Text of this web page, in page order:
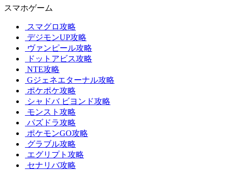
スマホゲーム
スマグロ攻略
デジモンUP攻略
ヴァンピール攻略
ドットアビス攻略
NTE攻略
Gジェネエターナル攻略
ポケポケ攻略
シャドバ ビヨンド攻略
モンスト攻略
パズドラ攻略
ポケモンGO攻略
グラブル攻略
エグリプト攻略
セナリバ攻略